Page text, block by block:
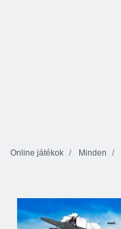
Online játékok Minden